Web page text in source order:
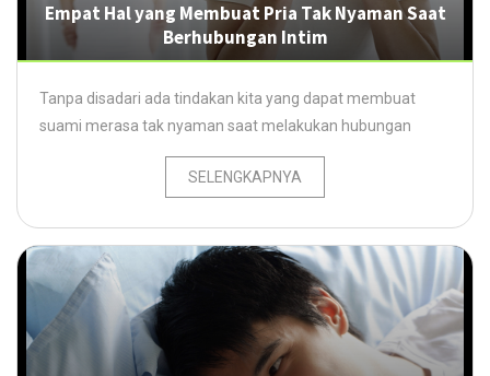
Empat Hal yang Membuat Pria Tak Nyaman Saat
Berhubungan Intim
Tanpa disadari ada tindakan kita yang dapat membuat
suami merasa tak nyaman saat melakukan hubungan
SELENGKAPNYA